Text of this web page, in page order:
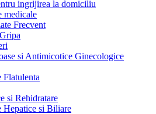
ingrijirea la domiciliu
medicale
Frecvent
si Antimicotice Ginecologice
Flatulenta
si Rehidratare
Hepatice si Biliare